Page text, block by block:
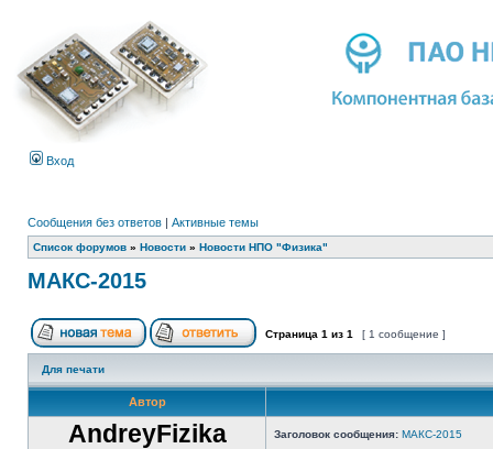
Вход
Сообщения без ответов | Активные темы
Список форумов » Новости » Новости НПО "Физика"
МАКС-2015
Страница 1 из 1 [ 1 сообщение ]
Для печати
Автор
AndreyFizika Заголовок сообщения: МАКС-2015